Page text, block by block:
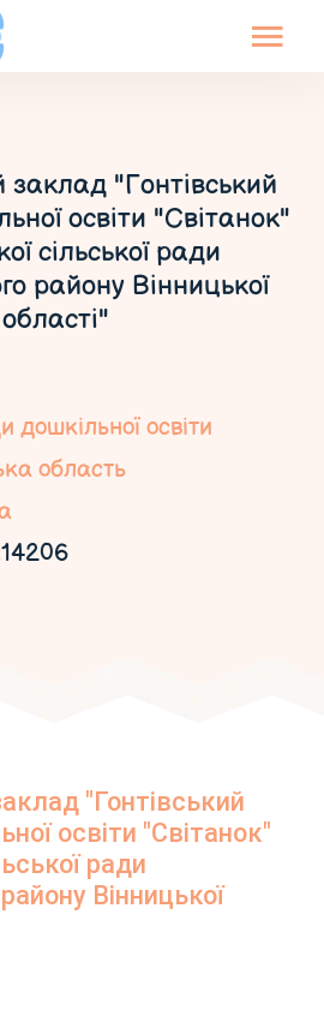
"Гонтівський
освіти "Світанок"
сільської ради
району Вінницької
області"
дошкільної освіти
область
"Гонтівський
освіти "Світанок"
ради
Вінницької